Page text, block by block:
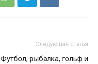
Следующая статья
Футбол, рыбалка, гольф и